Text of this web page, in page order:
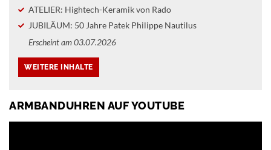
ATELIER: Hightech-Keramik von Rado
JUBILÄUM: 50 Jahre Patek Philippe Nautilus
Erscheint am 03.07.2026
ARMBANDUHREN AUF YOUTUBE